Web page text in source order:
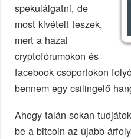
spekulálgatni, de
most kivételt teszek,
mert a hazai
cryptofórumokon és
facebook csoportokon
bennem egy csilingelő
Ahogy talán sokan
be a bitcoin az újabb